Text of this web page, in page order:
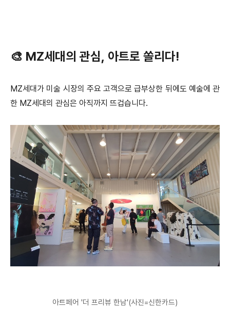
🎨 MZ세대의 관심, 아트로 쏠리다!
MZ세대가 미술 시장의 주요 고객으로 급부상한 뒤에도 예술에 관
한 MZ세대의 관심은 아직까지 뜨겁습니다.
아트페어 '더 프리뷰 한남'(사진=신한카드)